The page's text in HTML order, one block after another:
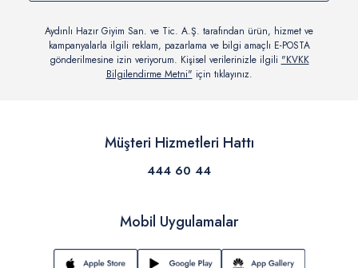
Aydınlı Hazır Giyim San. ve Tic. A.Ş. tarafından ürün, hizmet ve
kampanyalarla ilgili reklam, pazarlama ve bilgi amaçlı E-POSTA
gönderilmesine izin veriyorum. Kişisel verilerinizle ilgili "KVKK
Bilgilendirme Metni" için tıklayınız.
Müşteri Hizmetleri Hattı
444 60 44
Mobil Uygulamalar